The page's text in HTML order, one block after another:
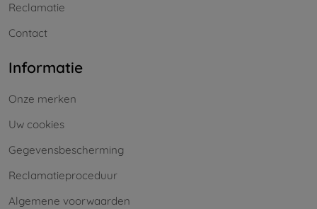
Reclamatie
Contact
Informatie
Onze merken
Uw cookies
Gegevensbescherming
Reclamatieproceduur
Algemene voorwaarden